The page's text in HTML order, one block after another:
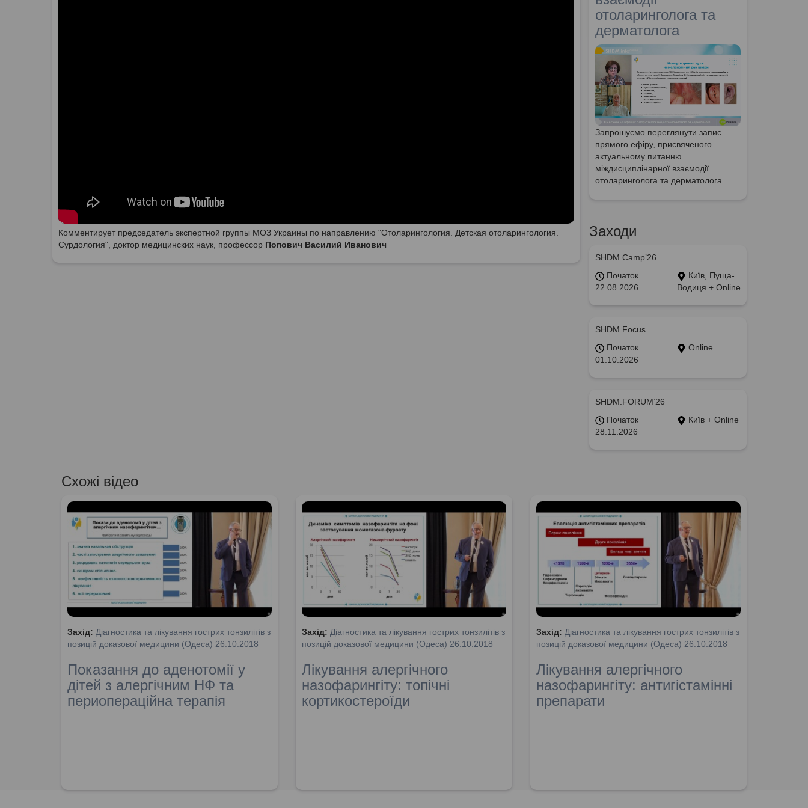
Комментирует председатель экспертной группы МОЗ Украины по направлению "Отоларингология. Детская отоларингология.
Сурдология", доктор медицинских наук, профессор Попович Василий Иванович
отоларинголога та
дерматолога
Запрошуємо переглянути запис
прямого ефіру, присвяченого
актуальному питанню
міждисциплінарної взаємодії
отоларинголога та дерматолога.
Заходи
SHDM.Camp’26
Початок
22.08.2026
Київ, Пуща-
Водиця + Online
SHDM.Focus
Початок
01.10.2026
Online
SHDM.FORUM’26
Початок
28.11.2026
Київ + Online
Схожі відео
Захід: Діагностика та лікування гострих тонзилітів з
позицій доказової медицини (Одеса) 26.10.2018
Показання до аденотомії у
дітей з алергічним НФ та
периопераційна терапія
Захід: Діагностика та лікування гострих тонзилітів з
позицій доказової медицини (Одеса) 26.10.2018
Лікування алергічного
назофарингіту: топічні
кортикостероїди
Захід: Діагностика та лікування гострих тонзилітів з
позицій доказової медицини (Одеса) 26.10.2018
Лікування алергічного
назофарингіту: антигістамінні
препарати